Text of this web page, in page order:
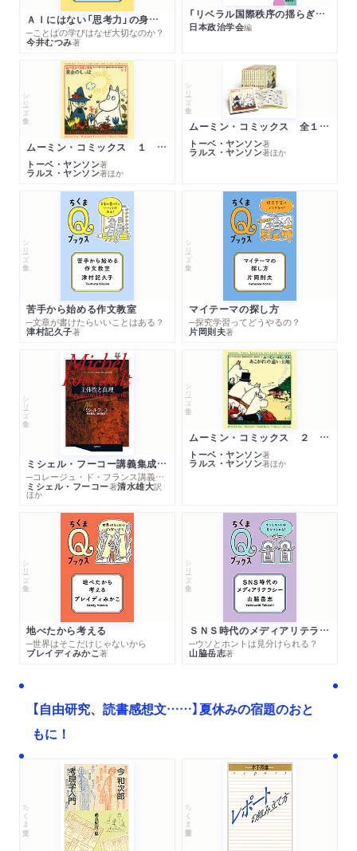
夢がたり評議員會）
青木健作篇（虻
夜の人々）
生田長江篇（自然主義論）
鈴木三重吉論（本間久雄）
四十四年文壇囘顧（宮本和吉）
「遊蕩文學」の撲滅（赤木桁平）
漱石と「朝日文藝欄」（熊坂敦子）
解題（成瀬正勝）
年譜（助川徳是他編）
參考文獻（助川徳是他編）
ＡＩにはない「思考力」の身につけ方
─ことばの学びはなぜ大切なのか？
今井むつみ著
「リベラル国際秩序の揺らぎ」再考 年報政治学２０２６‐Ⅰ
日本政治学会編
シリーズ・全集
ムーミン・コミックス １ 黄金のしっぽ
トーベ・ヤンソン著
ラルス・ヤンソン著ほか
シリーズ・全集
ムーミン・コミックス 全１４巻セット
トーベ・ヤンソン著
ラルス・ヤンソン著ほか
シリーズ・全集
苦手から始める作文教室
─文章が書けたらいいことはある？
津村記久子著
シリーズ・全集
マイテーマの探し方
─探究学習ってどうやるの？
片岡則夫著
シリーズ・全集
ミシェル・フーコー講義集成１０ 主体性と真理
─コレージュ・ド・フランス講義１９８０－１９８１年度
ミシェル・フーコー著清水雄大訳
ほか
シリーズ・全集
ムーミン・コミックス ２ あこがれの遠い土地
トーベ・ヤンソン著
ラルス・ヤンソン著ほか
シリーズ・全集
地べたから考える
─世界はそこだけじゃないから
ブレイディみかこ著
シリーズ・全集
ＳＮＳ時代のメディアリテラシー
─ウソとホントは見分けられる？
山脇岳志著
【自由研究、読書感想文……】夏休みの宿題のおと
もに！
ちくま文庫 ちくま学芸文庫